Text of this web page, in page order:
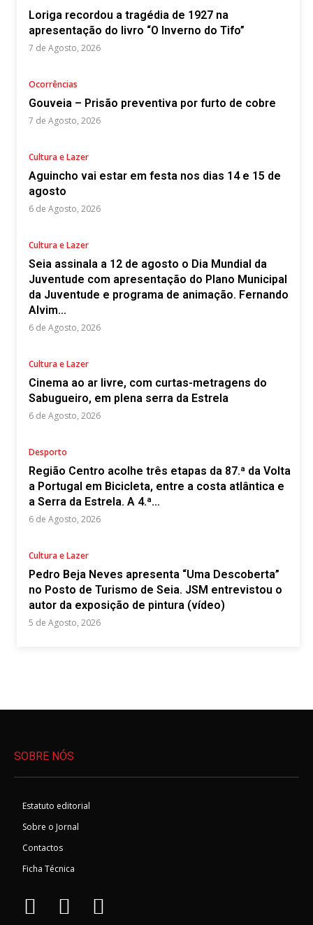
Loriga recordou a tragédia de 1927 na
apresentação do livro “O Inverno do Tifo”
7 de Agosto, 2026
Ocorrências
Gouveia – Prisão preventiva por furto de cobre
7 de Agosto, 2026
Cultura e Lazer
Aguincho vai estar em festa nos dias 14 e 15 de
agosto
6 de Agosto, 2026
Cultura e Lazer
Seia assinala a 12 de agosto o Dia Mundial da
Juventude com apresentação do Plano Municipal
da Juventude e programa de animação. Fernando
Alvim...
6 de Agosto, 2026
Cultura e Lazer
Cinema ao ar livre, com curtas-metragens do
Sabugueiro, em plena serra da Estrela
6 de Agosto, 2026
Desporto
Região Centro acolhe três etapas da 87.ª da Volta
a Portugal em Bicicleta, entre a costa atlântica e
a Serra da Estrela. A 4.ª...
6 de Agosto, 2026
Cultura e Lazer
Pedro Beja Neves apresenta “Uma Descoberta”
no Posto de Turismo de Seia. JSM entrevistou o
autor da exposição de pintura (vídeo)
5 de Agosto, 2026
SOBRE NÓS
Estatuto editorial
Sobre o Jornal
Contactos
Ficha Técnica